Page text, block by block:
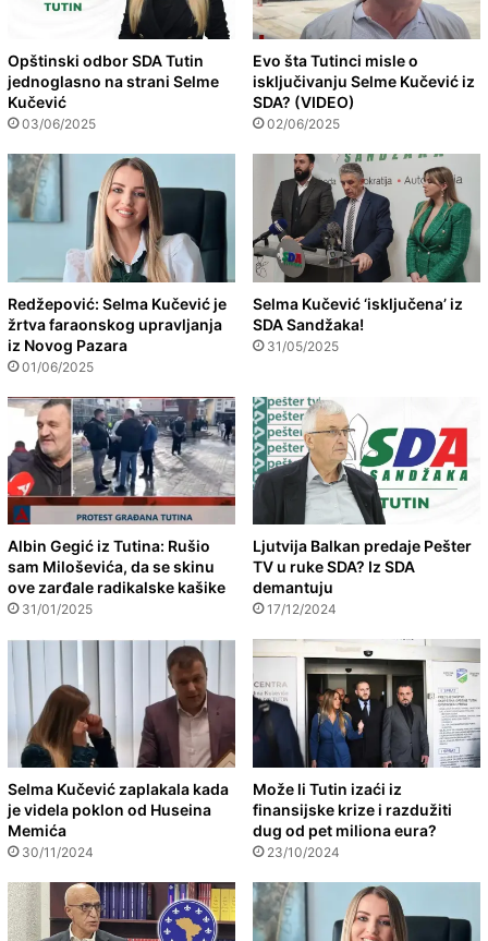
Opštinski odbor SDA Tutin
jednoglasno na strani Selme
Kučević
03/06/2025
Evo šta Tutinci misle o
isključivanju Selme Kučević iz
SDA? (VIDEO)
02/06/2025
Redžepović: Selma Kučević je
žrtva faraonskog upravljanja
iz Novog Pazara
01/06/2025
Selma Kučević ‘isključena’ iz
SDA Sandžaka!
31/05/2025
Albin Gegić iz Tutina: Rušio
sam Miloševića, da se skinu
ove zarđale radikalske kašike
31/01/2025
Ljutvija Balkan predaje Pešter
TV u ruke SDA? Iz SDA
demantuju
17/12/2024
Selma Kučević zaplakala kada
je videla poklon od Huseina
Memića
30/11/2024
Može li Tutin izaći iz
finansijske krize i razdužiti
dug od pet miliona eura?
23/10/2024